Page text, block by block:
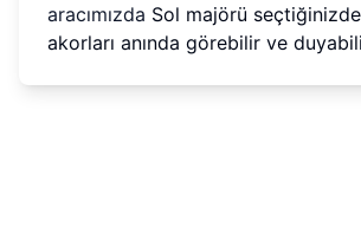
aracımızda Sol majörü
akorları anında görebilir ve